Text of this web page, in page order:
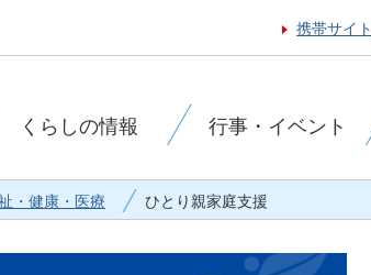
携帯サイト
くらしの情報 行事・イベント
・健康・医療 ひとり親家庭支援